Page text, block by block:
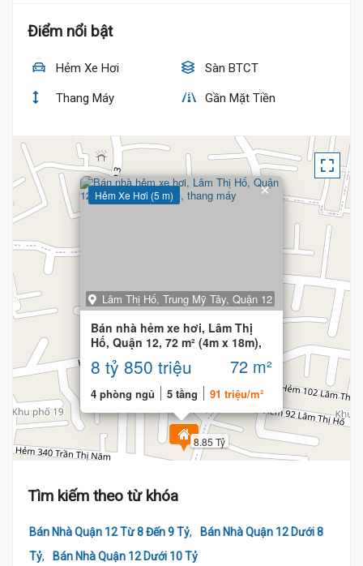
Điểm nổi bật
Hẻm Xe Hơi Sàn BTCT
Thang Máy Gần Mặt Tiền
8.85 Tỷ
Hẻm Xe Hơi (5 m)
Lâm Thị Hố, Trung Mỹ Tây, Quận 12
Bán nhà hẻm xe hơi, Lâm Thị
Hố, Quận 12, 72 m² (4m x 18m),
thang máy
8 tỷ 850 triệu 72 m²
4 phòng ngủ 5 tầng 91 triệu/m²
×
Tìm kiếm theo từ khóa
Bán Nhà Quận 12 Từ 8 Đến 9 Tỷ,
Bán Nhà Quận 12 Dưới 8
Tỷ, Bán Nhà Quận 12 Dưới 10 Tỷ